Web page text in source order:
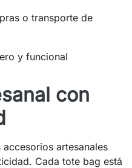
o transporte de
y funcional
con
artesanales
Cada tote bag está